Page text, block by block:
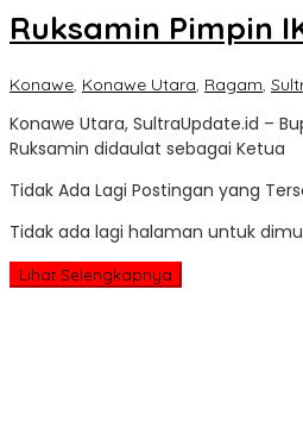
Ruksamin Pimpin
Konawe, Konawe Utara, Ragam,
Konawe Utara, SultraUpdate.id –
Ruksamin didaulat sebagai Ketua
Tidak Ada Lagi Postingan yang
Tidak ada lagi halaman untuk
Lihat Selengkapnya